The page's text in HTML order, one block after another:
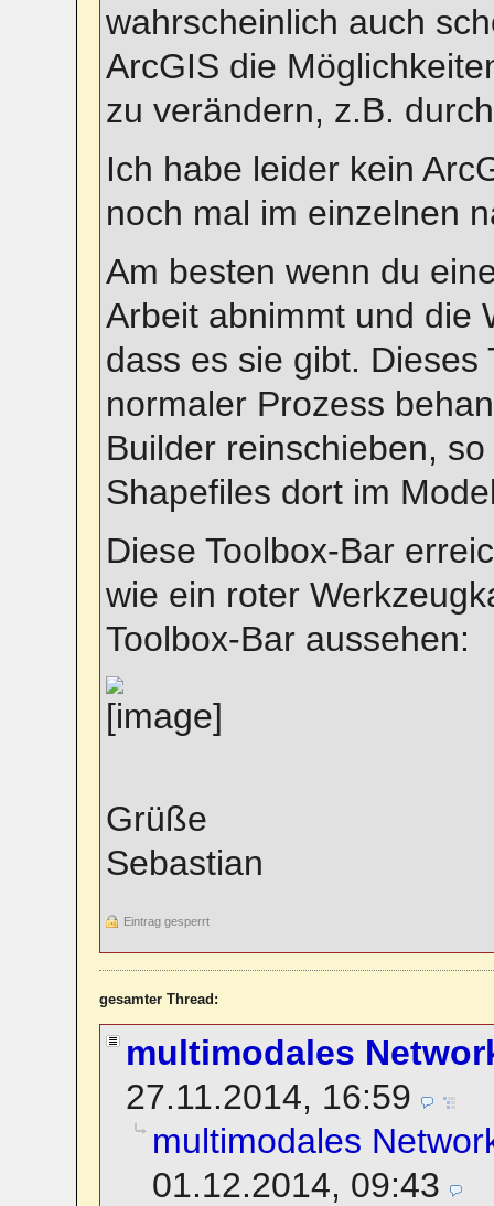
wahrscheinlich auch
ArcGIS die
zu verändern, z.B.
Ich habe leider kein
noch mal im einzelnen
Am besten wenn du
Arbeit abnimmt und die
dass es sie gibt. Dieses
normaler Prozess
Builder reinschieben,
Shapefiles dort im
Diese Toolbox-Bar
wie ein roter
Toolbox-Bar aussehen:
Grüße
Sebastian
Eintrag gesperrt
gesamter Thread:
multimodales
27.11.2014, 16:59
multimodales
01.12.2014, 09:43